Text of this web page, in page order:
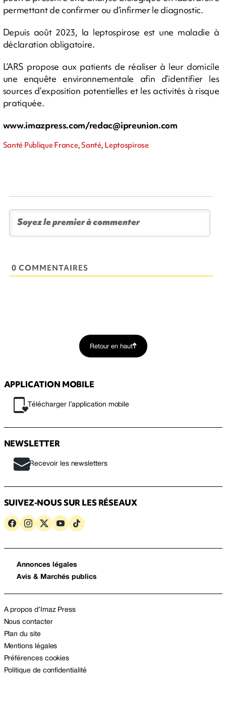
permettant de confirmer ou d’infirmer le diagnostic.
Depuis août 2023, la leptospirose est une maladie à
déclaration obligatoire.
L’ARS propose aux patients de réaliser à leur domicile
une enquête environnementale afin d’identifier les
sources d’exposition potentielles et les activités à risque
pratiquée.
www.imazpress.com/redac@ipreunion.com
Santé Publique France, Santé, Leptospirose
0 COMMENTAIRES
Retour en haut
APPLICATION MOBILE
Télécharger l’application mobile
NEWSLETTER
Recevoir les newsletters
SUIVEZ-NOUS SUR LES RÉSEAUX
Annonces légales
Avis & Marchés publics
A propos d’Imaz Press
Nous contacter
Plan du site
Mentions légales
Préférences cookies
Politique de confidentialité